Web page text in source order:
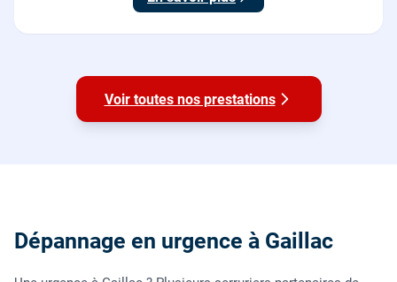
Voir toutes nos prestations
Dépannage en urgence à Gaillac